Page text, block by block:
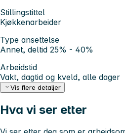
Stillingstittel
Kjøkkenarbeider
Type ansettelse
Annet, deltid 25% - 40%
Arbeidstid
Vakt, dagtid og kveld, alle dager
Vis flere detaljer
Hva vi ser etter